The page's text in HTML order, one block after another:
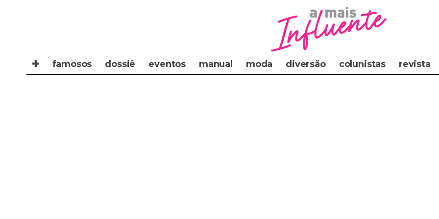
✚ famosos dossiê eventos manual moda diversão colunistas revista